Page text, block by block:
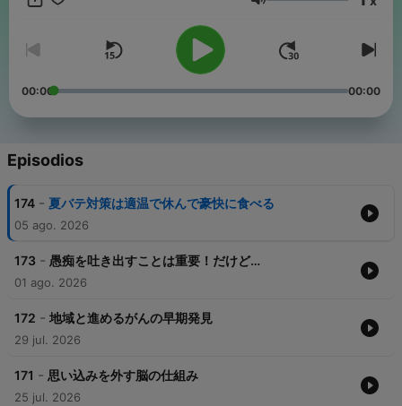
Volumen
00:00 00:00
Episodios
174 - 夏バテ対策は適温で休んで豪快に食べる
05 ago. 2026
173 - 愚痴を吐き出すことは重要！だけど…
01 ago. 2026
172 - 地域と進めるがんの早期発見
29 jul. 2026
171 - 思い込みを外す脳の仕組み
25 jul. 2026